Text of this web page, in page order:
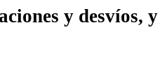
y desvíos,